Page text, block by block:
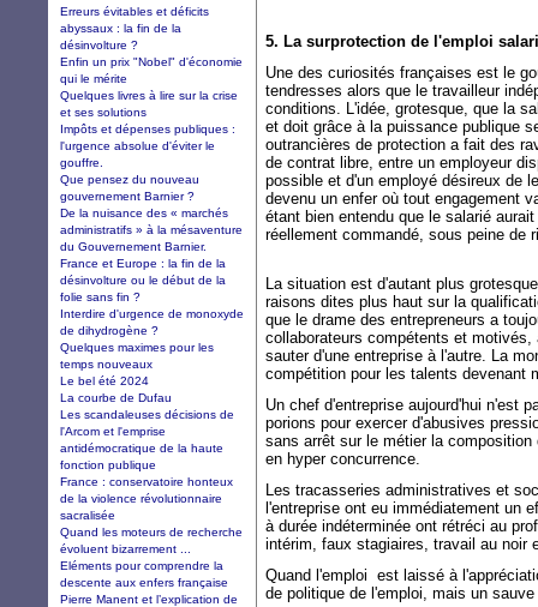
5. La surprotection de l'emploi
Une des curiosités françaises est le
tendresses alors que le travailleur
conditions. L'idée, grotesque, que la
et doit grâce à la puissance publique
outrancières de protection a fait des
de contrat libre, entre un employeur
possible et d'un employé désireux de
devenu un enfer où tout engagement
étant bien entendu que le salarié
réellement commandé, sous peine de
La situation est d'autant plus
raisons dites plus haut sur la
que le drame des entrepreneurs a
collaborateurs compétents et
sauter d'une entreprise à l'autre. La
compétition pour les talents devenant
Un chef d'entreprise aujourd'hui n'est
porions pour exercer d'abusives
sans arrêt sur le métier la
en hyper concurrence.
Les tracasseries administratives et
l'entreprise ont eu immédiatement un
à durée indéterminée ont rétréci au
intérim, faux stagiaires, travail au
Quand l'emploi est laissé à
de politique de l'emploi, mais un
Erreurs évitables et déficits
abyssaux : la fin de la
désinvolture ?
Enfin un prix "Nobel" d'économie
qui le mérite
Quelques livres à lire sur la crise
et ses solutions
Impôts et dépenses publiques :
l'urgence absolue d'éviter le
gouffre.
Que pensez du nouveau
gouvernement Barnier ?
De la nuisance des « marchés
administratifs » à la mésaventure
du Gouvernement Barnier.
France et Europe : la fin de la
désinvolture ou le début de la
folie sans fin ?
Interdire d'urgence de monoxyde
de dihydrogène ?
Quelques maximes pour les
temps nouveaux
Le bel été 2024
La courbe de Dufau
Les scandaleuses décisions de
l'Arcom et l'emprise
antidémocratique de la haute
fonction publique
France : conservatoire honteux
de la violence révolutionnaire
sacralisée
Quand les moteurs de recherche
évoluent bizarrement ...
Eléments pour comprendre la
descente aux enfers française
Pierre Manent et l’explication de